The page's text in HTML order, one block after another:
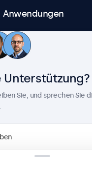
Anwendungen
Kundenservice
40212 Düsseldorf,
Unterstützung?
Sie, und sprechen Sie